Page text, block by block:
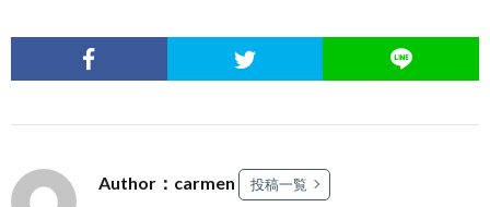
Author：carmen 投稿一覧